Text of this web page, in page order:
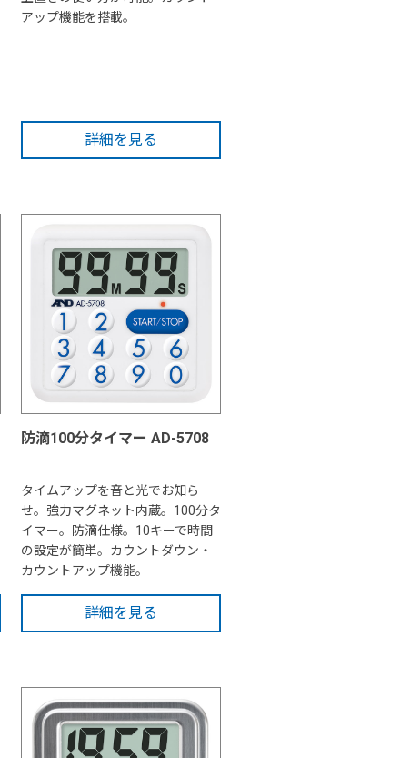
アップ機能を搭載。
詳細を見る
防滴100分タイマー AD-5708
タイムアップを音と光でお知ら
せ。強力マグネット内蔵。100分タ
イマー。防滴仕様。10キーで時間
の設定が簡単。カウントダウン・
カウントアップ機能。
詳細を見る